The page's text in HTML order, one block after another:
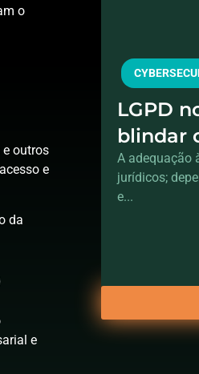
o
outros
e
da
e
LGPD
blindar
A adequação
jurídicos;
e...